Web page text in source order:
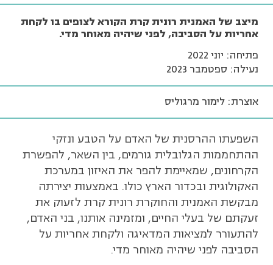
פתיחה: יוני 2022
נעילה: ספטמבר 2023
אוצרת: לימור מרגוליס
מיצב של האמנית רונית קרת הקורא לצופים בו לקחת
אחריות על הסביבה, לפני שיהיה מאוחר מדי.
השפעתו ההרסנית של האדם על הטבע ונזקי
ההתחממות הגלובלית גורמים, בין השאר, להפשרת
הקרחונים, שמאיימת להפר את האיזון במערכת
האקולוגית ובכדור הארץ כולו. באמצעות יצירתה
מבקשת האמנית והחוקרת רונית קרת לזעוק את
זעקתם של בעלי החיים, ומזמינה אותנו, בני האדם,
להתעורר למציאות המדאיגה ולקחת אחריות על
הסביבה לפני שיהיה מאוחר מדי.